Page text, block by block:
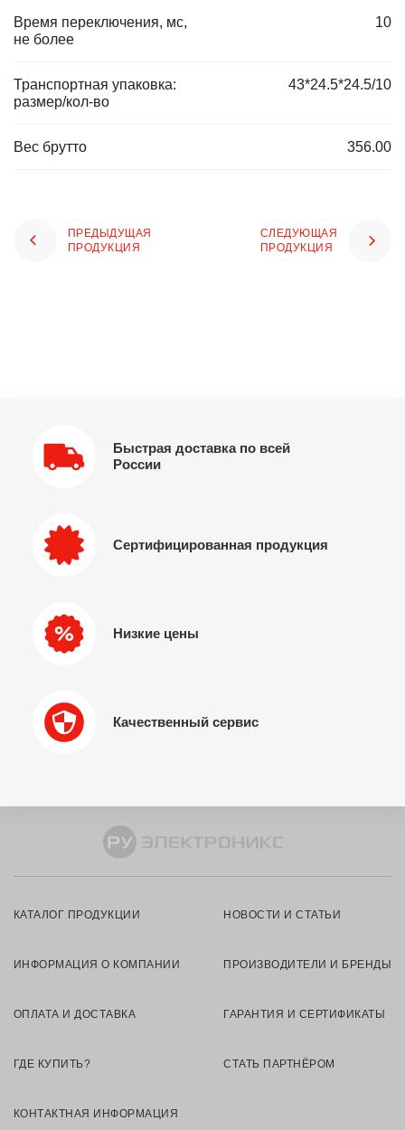
Время переключения, мс,
не более
10
Транспортная упаковка:
размер/кол-во
43*24.5*24.5/10
Вес брутто 356.00
ПРЕДЫДУЩАЯ
ПРОДУКЦИЯ
СЛЕДУЮЩАЯ
ПРОДУКЦИЯ
Быстрая доставка по всей
России
Сертифицированная продукция
Низкие цены
Качественный сервис
КАТАЛОГ ПРОДУКЦИИ НОВОСТИ И СТАТЬИ
ИНФОРМАЦИЯ О КОМПАНИИ ПРОИЗВОДИТЕЛИ И БРЕНДЫ
ОПЛАТА И ДОСТАВКА ГАРАНТИЯ И СЕРТИФИКАТЫ
ГДЕ КУПИТЬ? СТАТЬ ПАРТНЁРОМ
КОНТАКТНАЯ ИНФОРМАЦИЯ